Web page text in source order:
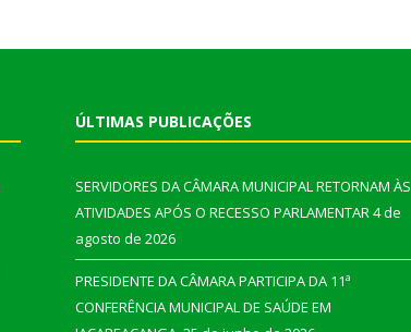
ÚLTIMAS PUBLICAÇÕES
SERVIDORES DA CÂMARA MUNICIPAL RETORNAM ÀS
ATIVIDADES APÓS O RECESSO PARLAMENTAR4 de
agosto de 2026
PRESIDENTE DA CÂMARA PARTICIPA DA 11ª
CONFERÊNCIA MUNICIPAL DE SAÚDE EM